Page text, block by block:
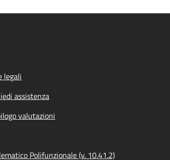
legali
assistenza
valutazioni
Polifunzionale (v. 10.41.2)